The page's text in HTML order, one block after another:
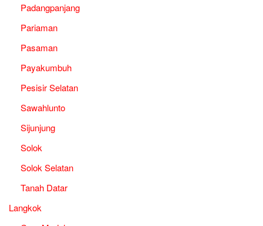
Padangpanjang
Pariaman
Pasaman
Payakumbuh
Pesisir Selatan
Sawahlunto
Sijunjung
Solok
Solok Selatan
Tanah Datar
Langkok